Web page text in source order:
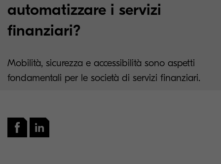
automatizzare i servizi
finanziari?
Mobilità, sicurezza e accessibilità sono aspetti
fondamentali per le società di servizi finanziari.